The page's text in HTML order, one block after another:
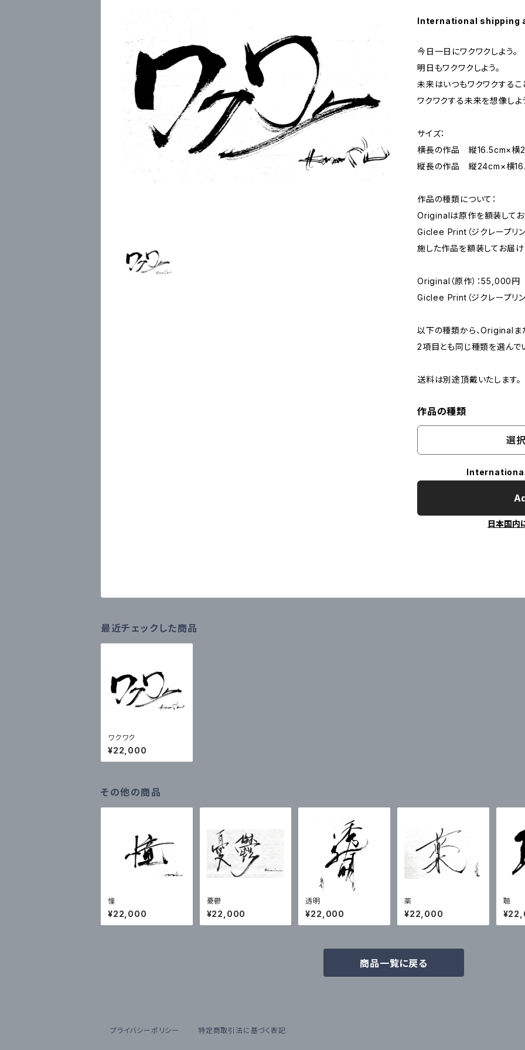
International shipping
今日一日にワクワクしよう。
明日もワクワクしよう。
未来はいつもワクワクするこ
ワクワクする未来を想像しよ
サイズ：
横長の作品 縦16.5cm×横
縦長の作品 縦24cm×横
作品の種類について：
Originalは原作を額装してお
Giclee Print（ジクレープリン
施した作品を額装してお届け
Original（原作）：55,000円
Giclee Print（ジクレープリ
以下の種類から、Originalま
2項目とも同じ種類を選んで
送料は別途頂戴いたします。
作品の種類
選
日本国内
最近チェックした商品
ワクワク
¥22,000
その他の商品
憧
¥22,000
憂鬱
¥22,000
透明
¥22,000
薬
¥22,000
聴
商品一覧に戻る
プライバシーポリシー 特定商取引法に基づく表記